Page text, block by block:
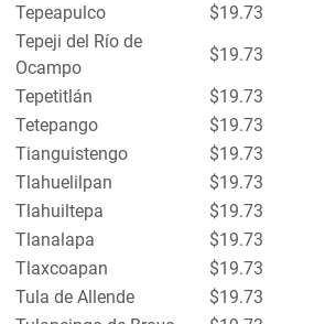
Tepeapulco
$19.73
Tepeji del Río de
Ocampo
$19.73
Tepetitlán
$19.73
Tetepango
$19.73
Tianguistengo
$19.73
Tlahuelilpan
$19.73
Tlahuiltepa
$19.73
Tlanalapa
$19.73
Tlaxcoapan
$19.73
Tula de Allende
$19.73